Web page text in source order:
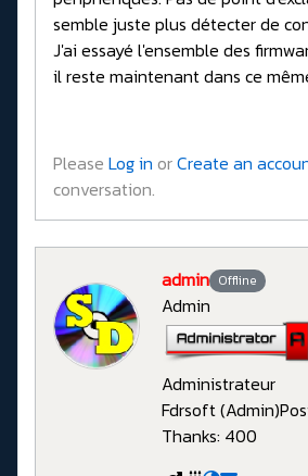
semble juste plus détecter de
J'ai essayé l'ensemble des
il reste maintenant dans ce
Please Log in orCreate an
conversation.
admin Offline
Admin
Administrateur
Fdrsoft (Admin)
Thanks: 400